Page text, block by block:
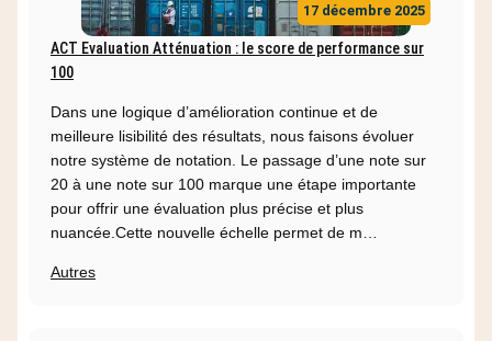
17 décembre 2025
ACT Evaluation Atténuation : le score de performance sur
100
Dans une logique d’amélioration continue et de
meilleure lisibilité des résultats, nous faisons évoluer
notre système de notation. Le passage d’une note sur
20 à une note sur 100 marque une étape importante
pour offrir une évaluation plus précise et plus
nuancée.Cette nouvelle échelle permet de m…
Autres